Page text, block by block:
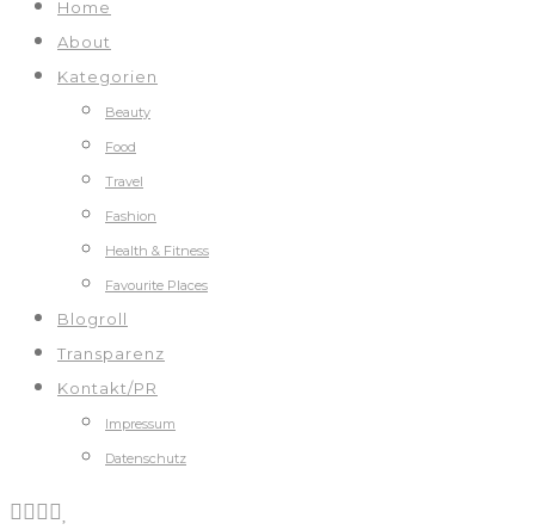
Home
About
Kategorien
Beauty
Food
Travel
Fashion
Health & Fitness
Favourite Places
Blogroll
Transparenz
Kontakt/PR
Impressum
Datenschutz